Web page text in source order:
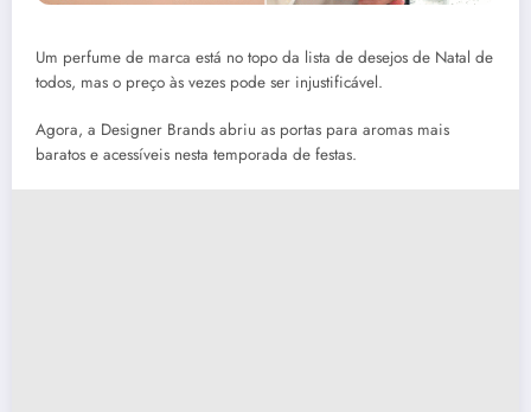
Um perfume de marca está no topo da lista de desejos de Natal de
todos, mas o preço às vezes pode ser injustificável.
Agora, a Designer Brands abriu as portas para aromas mais
baratos e acessíveis nesta temporada de festas.